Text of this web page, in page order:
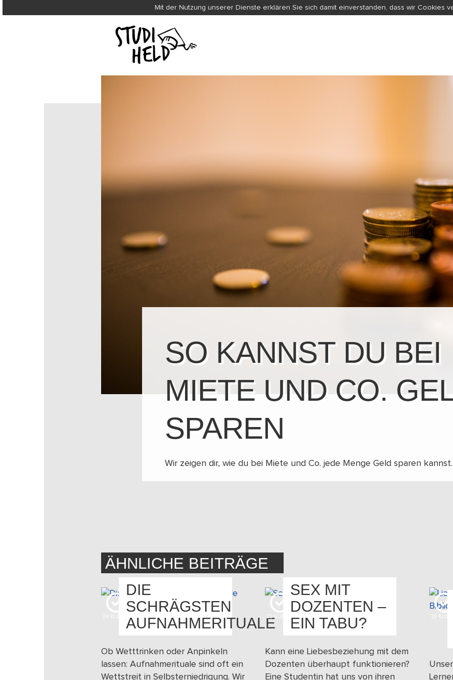
Mit der Nutzung unserer Dienste erklären Sie sich damit einverstanden, dass wir Cookies
SO KANNST DU BEI
MIETE UND CO.
SPAREN
Wir zeigen dir, wie du bei Miete und Co. jede Menge Geld sparen kannst.
ÄHNLICHE BEITRÄGE
DIE
SCHRÄGSTEN
AUFNAHMERITUALE
Ob Wetttrinken oder Anpinkeln
lassen: Aufnahmerituale sind oft ein
Wettstreit in Selbsterniedrigung. Wir
SEX MIT
DOZENTEN –
EIN TABU?
Kann eine Liebesbeziehung mit dem
Dozenten überhaupt funktionieren?
Eine Studentin hat uns von ihren